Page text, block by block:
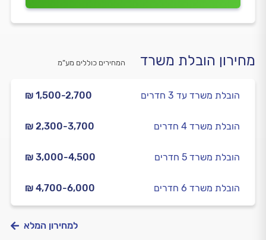
מחירון הובלת משרד המחירים כוללים מע”מ
₪ 1,500-2,700 הובלת משרד עד 3 חדרים
₪ 2,300-3,700 הובלת משרד 4 חדרים
₪ 3,000-4,500 הובלת משרד 5 חדרים
₪ 4,700-6,000 הובלת משרד 6 חדרים
למחירון המלא